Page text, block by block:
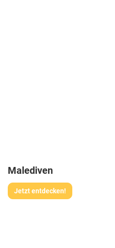
Malediven
Jetzt entdecken!